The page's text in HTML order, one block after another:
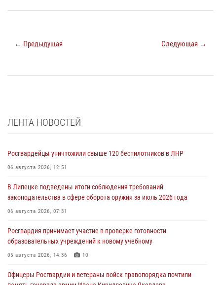
← Предыдущая Следующая →
ЛЕНТА НОВОСТЕЙ
Росгвардейцы уничтожили свыше 120 беспилотников в ЛНР
06 августа 2026, 12:51
В Липецке подведены итоги соблюдения требований
законодательства в сфере оборота оружия за июль 2026 года
06 августа 2026, 07:31
Росгвардия принимает участие в проверке готовности
образовательных учреждений к новому учебному
05 августа 2026, 14:36 10
Офицеры Росгвардии и ветераны войск правопорядка почтили